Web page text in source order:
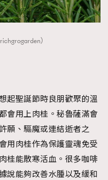
）
起聖誕節時良朋歡聚的溫
會用上肉桂。秘魯薩滿會
願、驅魔或連結逝者之
用肉桂作為保護靈魂免受
桂能散寒活血。很多咖啡
說能夠改善水腫以及緩和